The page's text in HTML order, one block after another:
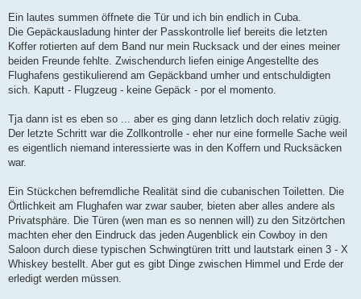
Ein lautes summen öffnete die Tür und ich bin endlich in Cuba.
Die Gepäckausladung hinter der Passkontrolle lief bereits die letzten
Koffer rotierten auf dem Band nur mein Rucksack und der eines meiner
beiden Freunde fehlte. Zwischendurch liefen einige Angestellte des
Flughafens gestikulierend am Gepäckband umher und entschuldigten
sich. Kaputt - Flugzeug - keine Gepäck - por el momento.
Tja dann ist es eben so ... aber es ging dann letzlich doch relativ zügig.
Der letzte Schritt war die Zollkontrolle - eher nur eine formelle Sache weil
es eigentlich niemand interessierte was in den Koffern und Rucksäcken
war.
Ein Stückchen befremdliche Realität sind die cubanischen Toiletten. Die
Örtlichkeit am Flughafen war zwar sauber, bieten aber alles andere als
Privatsphäre. Die Türen (wen man es so nennen will) zu den Sitzörtchen
machten eher den Eindruck das jeden Augenblick ein Cowboy in den
Saloon durch diese typischen Schwingtüren tritt und lautstark einen 3 - X
Whiskey bestellt. Aber gut es gibt Dinge zwischen Himmel und Erde der
erledigt werden müssen.